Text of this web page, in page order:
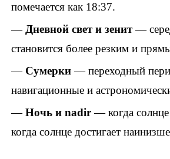
помечается как 18:37.
Дневной свет и зенит—
становится более резким и
Сумерки— переходный
навигационные и
Ночь и nadir— когда солнце
когда солнце достигает